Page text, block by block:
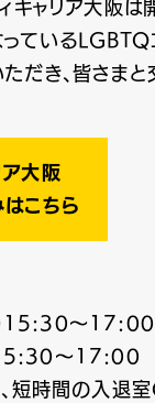
キャリア大阪は
ているLGBTQ
だき、皆さまと
ア大阪
こちら
～17:00
～17:00
時間の入退室